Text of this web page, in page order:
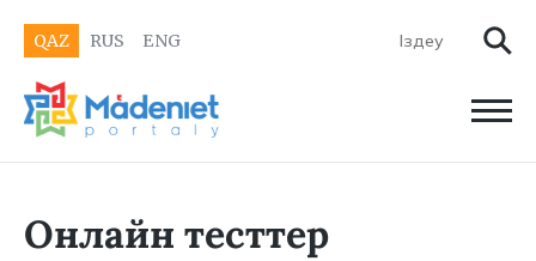
QAZ RUS ENG
Онлайн тесттер